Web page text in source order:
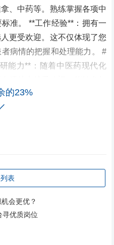
、中药等。熟练掌握各项中
准。 **工作经验**：拥有一
更受欢迎。这不仅体现了您
病情的把握和处理能力。 #
能力**：随着中医药现代化
，是评价您学术水平的重要
教学经验或具备培养下一代
#### **综合素质与沟通能
对于中医工作至关重要。能
**案例分析：某中医院招聘
医执业医师资格证、至少2
的23%
表
会更优？
寻优质岗位